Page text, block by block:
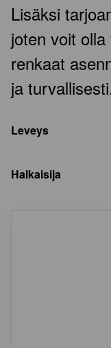
Lisäksi
joten voit
renkaat
ja
Leveys
Halkaisija